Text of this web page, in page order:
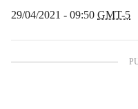
29/04/2021 - 09:50 GMT-5